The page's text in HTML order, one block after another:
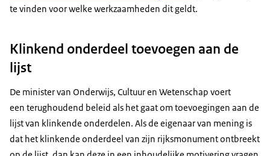
te vinden voor welke werkzaamheden dit geldt.
Klinkend onderdeel toevoegen aan de
lijst
De minister van Onderwijs, Cultuur en Wetenschap voert
een terughoudend beleid als het gaat om toevoegingen aan de
lijst van klinkende onderdelen. Als de eigenaar van mening is
dat het klinkende onderdeel van zijn rijksmonument ontbreekt